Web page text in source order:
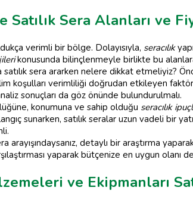
Satılık Sera Alanları ve
verimli bir bölge. Dolayısıyla, seracılık
konusunda bilinçlenmeyle birlikte bu
satılık sera ararken nelere dikkat etmeliyiz?
koşulları verimliliği doğrudan etkileyen
sonuçları da göz önünde bulundurulmalı.
konumuna ve sahip olduğu seracılık
sunarken, satılık seralar uzun vadeli bir
arayışındaysanız, detaylı bir araştırma
yaparak bütçenize en uygun olanı
ve Ekipmanları